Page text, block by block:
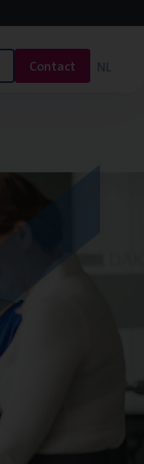
Contact NL